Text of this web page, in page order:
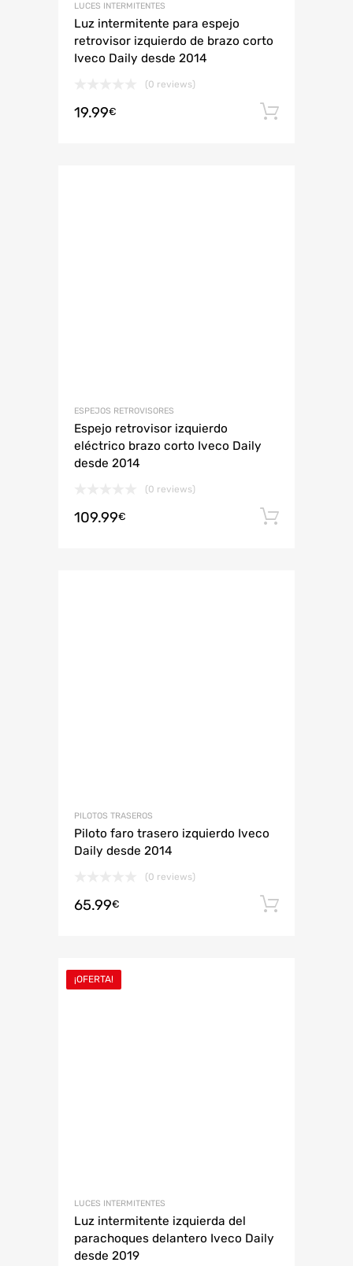
LUCES INTERMITENTES
Luz intermitente para espejo
retrovisor izquierdo de brazo corto
Iveco Daily desde 2014
(0 reviews)
19.99€
ESPEJOS RETROVISORES
Espejo retrovisor izquierdo
eléctrico brazo corto Iveco Daily
desde 2014
(0 reviews)
109.99€
PILOTOS TRASEROS
Piloto faro trasero izquierdo Iveco
Daily desde 2014
(0 reviews)
65.99€
¡OFERTA!
LUCES INTERMITENTES
Luz intermitente izquierda del
parachoques delantero Iveco Daily
desde 2019